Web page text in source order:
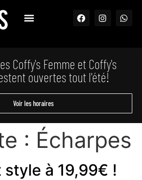
Coffy's Femme et Coffy's
ouvertes tout l'été!
Voir les horaires
: Écharpes
à 19,99€ !